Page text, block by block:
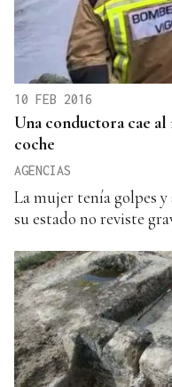
10 FEB 2016
Una conductora cae
coche
AGENCIAS
La mujer tenía golpes
su estado no reviste